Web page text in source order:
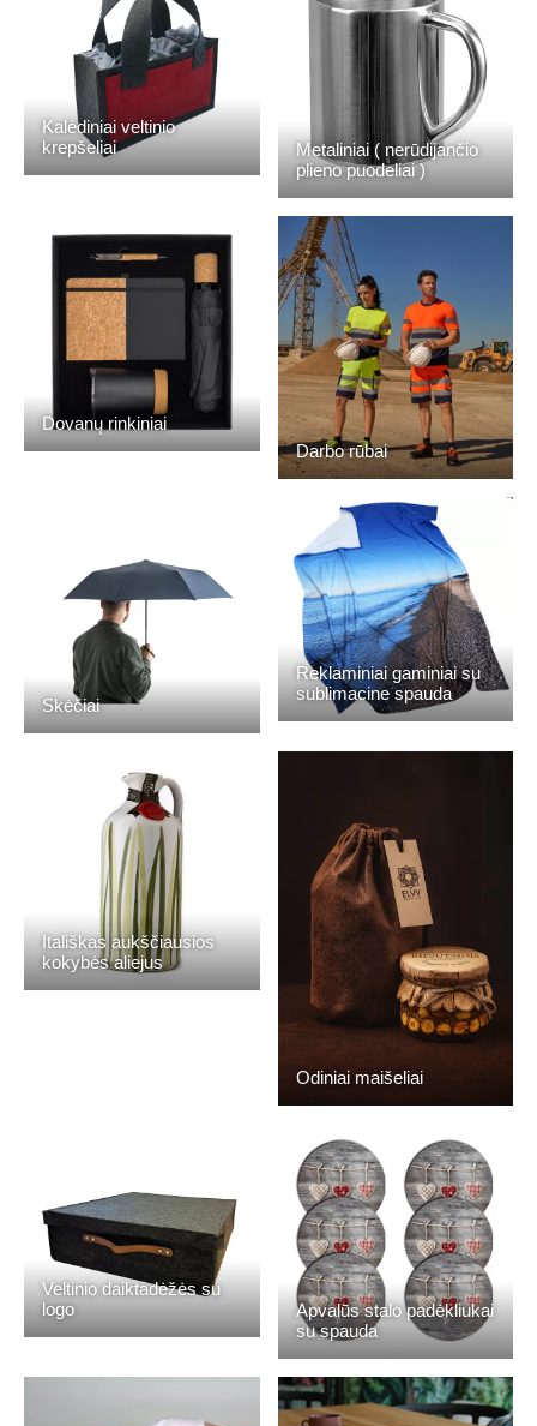
Kalėdiniai veltinio
krepšeliai
Metaliniai ( nerūdijančio
plieno puodeliai )
Dovanų rinkiniai
Darbo rūbai
Skėčiai
Reklaminiai gaminiai su
sublimacine spauda
Itališkas aukščiausios
kokybės aliejus
Odiniai maišeliai
Veltinio daiktadėžės su
logo
Apvalūs stalo padėkliukai
su spauda